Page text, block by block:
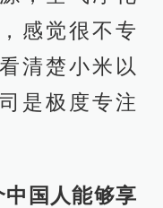
感觉很不专
清楚小米以
是极度专注
国人能够享